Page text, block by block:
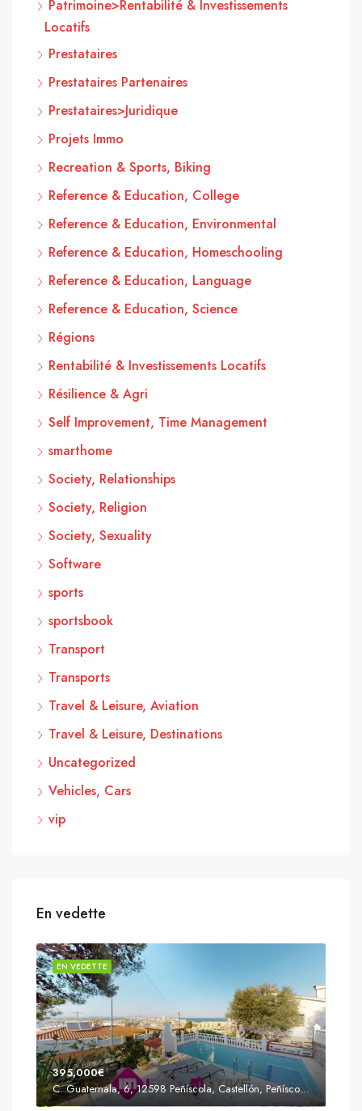
Patrimoine>Rentabilité & Investissements
Locatifs
Prestataires
Prestataires Partenaires
Prestataires>Juridique
Projets Immo
Recreation & Sports, Biking
Reference & Education, College
Reference & Education, Environmental
Reference & Education, Homeschooling
Reference & Education, Language
Reference & Education, Science
Régions
Rentabilité & Investissements Locatifs
Résilience & Agri
Self Improvement, Time Management
smarthome
Society, Relationships
Society, Religion
Society, Sexuality
Software
sports
sportsbook
Transport
Transports
Travel & Leisure, Aviation
Travel & Leisure, Destinations
Uncategorized
Vehicles, Cars
vip
En vedette
EN VEDETTE
395,000€
C. Guatemala, 6, 12598 Peñíscola, Castellón, Peñíscola, Communauté valencienne